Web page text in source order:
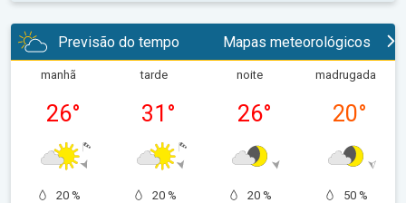
Previsão do tempo Mapas meteorológicos
manhã
26°
20 %
tarde
31 °
20 %
noite
26°
20 %
madrugada
20°
50 %